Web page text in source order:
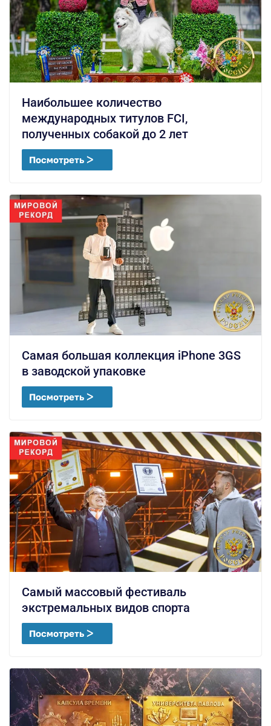
Наибольшее количество
международных титулов FCI,
полученных собакой до 2 лет
Посмотреть ᐳ
Самая большая коллекция iPhone 3GS
в заводской упаковке
Посмотреть ᐳ
Самый массовый фестиваль
экстремальных видов спорта
Посмотреть ᐳ